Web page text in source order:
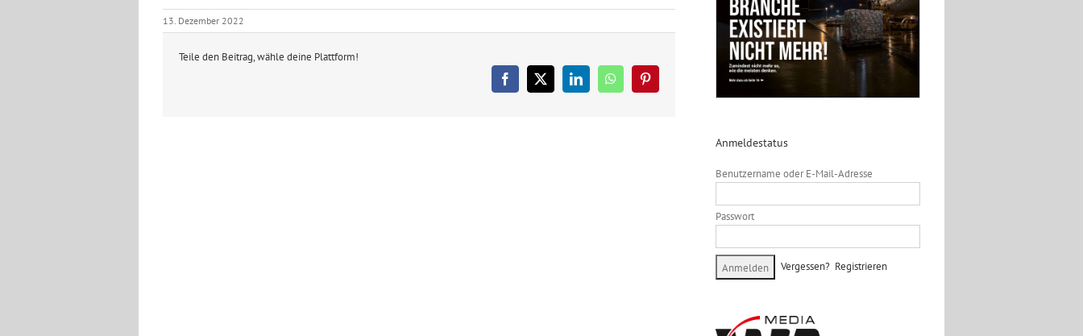
13. Dezember 2022
Teile den Beitrag, wähle deine Plattform!
Facebook
X LinkedInWhatsAppPinterest
Anmeldestatus
Benutzername oder E-Mail-Adresse
Passwort
Vergessen? Registrieren